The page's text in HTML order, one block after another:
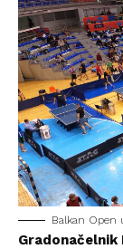
Balkan Open
Gradonačelnik